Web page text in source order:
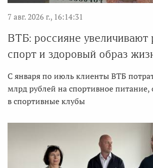
7 авг. 2026 г., 16:14:31
ВТБ: россияне увеличивают
спорт и здоровый образ
С января по июль клиенты ВТБ
млрд рублей на спортивное
в спортивные клубы